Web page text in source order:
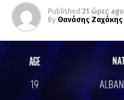
Published 21 ώρες ago
By Θανάσης Ζαχάκης